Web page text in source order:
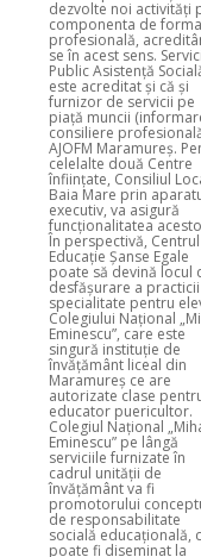
dezvolte noi activități
componenta de
profesională,
se în acest sens.
Public Asistență
este acreditat și că și
furnizor de servicii pe
piață muncii
consiliere
AJOFM Maramureș.
celelalte două Centre
înființate, Consiliul
Baia Mare prin
executiv, va asigură
funcționalitatea
În perspectivă,
Educație Șanse Egale
poate să devină locul
desfășurare a
specialitate pentru
Colegiului Național
Eminescu”, care este
singură instituție de
învățământ liceal din
Maramureș ce are
autorizate clase
educator puericultor.
Colegiul Național
Eminescu” pe lângă
serviciile furnizate în
cadrul unității de
învățământ va fi
promotorului
de responsabilitate
socială educațională,
poate fi diseminat la